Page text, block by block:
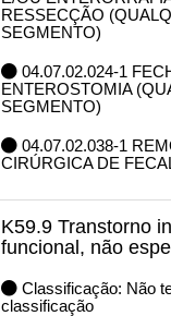
RESSECÇÃO
SEGMENTO)
04.07.02.024-1
ENTEROSTOMIA
SEGMENTO)
04.07.02.038-1
CIRÚRGICA DE
K59.9 Transtorno
funcional, não
Classificação: Não
classificação